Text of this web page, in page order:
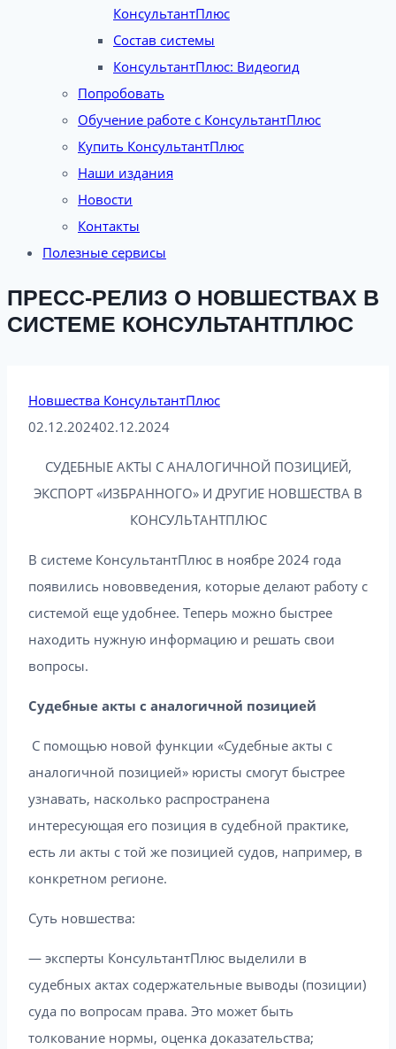
КонсультантПлюс
Состав системы
КонсультантПлюс: Видеогид
Попробовать
Обучение работе с КонсультантПлюс
Купить КонсультантПлюс
Наши издания
Новости
Контакты
Полезные сервисы
ПРЕСС-РЕЛИЗ О НОВШЕСТВАХ В
СИСТЕМЕ КОНСУЛЬТАНТПЛЮС
Новшества КонсультантПлюс
02.12.202402.12.2024
СУДЕБНЫЕ АКТЫ С АНАЛОГИЧНОЙ ПОЗИЦИЕЙ,
ЭКСПОРТ «ИЗБРАННОГО» И ДРУГИЕ НОВШЕСТВА В
КОНСУЛЬТАНТПЛЮС
В системе КонсультантПлюс в ноябре 2024 года
появились нововведения, которые делают работу с
системой еще удобнее. Теперь можно быстрее
находить нужную информацию и решать свои
вопросы.
Судебные акты с аналогичной позицией
С помощью новой функции «Судебные акты с
аналогичной позицией» юристы смогут быстрее
узнавать, насколько распространена
интересующая его позиция в судебной практике,
есть ли акты с той же позицией судов, например, в
конкретном регионе.
Суть новшества:
— эксперты КонсультантПлюс выделили в
судебных актах содержательные выводы (позиции)
суда по вопросам права. Это может быть
толкование нормы, оценка доказательства;